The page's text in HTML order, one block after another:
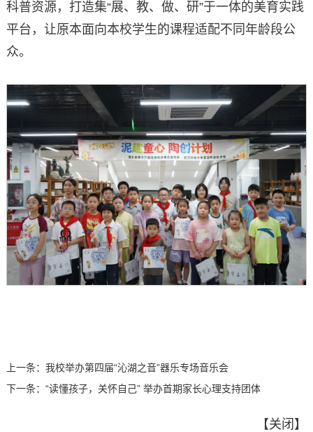
科普资源，打造集“展、教、做、研”于一体的美育实践
平台，让原本面向本校学生的课程适配不同年龄段公
众。
上一条： 我校举办第四届“沁湖之音”器乐专场音乐会
下一条： “读懂孩子，关怀自己” 举办首期家长心理支持团体
【关闭 】